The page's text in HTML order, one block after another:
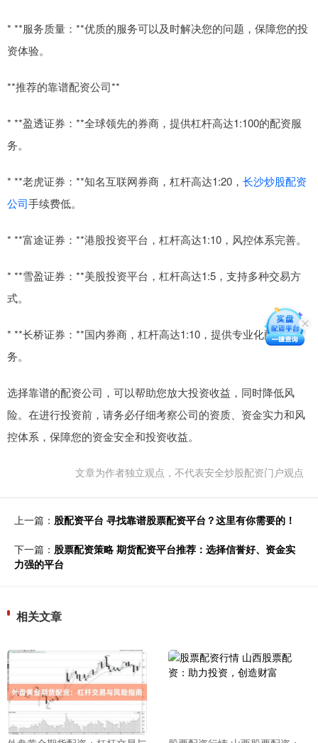
* **服务质量：**优质的服务可以及时解决您的问题，保障您的投
资体验。
**推荐的靠谱配资公司**
* **盈透证券：**全球领先的券商，提供杠杆高达1:100的配资服
务。
* **老虎证券：**知名互联网券商，杠杆高达1:20， 长沙炒股配资
公司手续费低。
* **富途证券：**港股投资平台，杠杆高达1:10，风控体系完善。
* **雪盈证券：**美股投资平台，杠杆高达1:5，支持多种交易方
式。
* **长桥证券：**国内券商，杠杆高达1:10，提供专业化配资服
务。
选择靠谱的配资公司，可以帮助您放大投资收益，同时降低风
险。在进行投资前，请务必仔细考察公司的资质、资金实力和风
控体系，保障您的资金安全和投资收益。
文章为作者独立观点，不代表安全炒股配资门户观点
上一篇： 股配资平台 寻找靠谱股票配资平台？这里有你需要的！
下一篇： 股票配资策略 期货配资平台推荐：选择信誉好、资金实
力强的平台
相关文章